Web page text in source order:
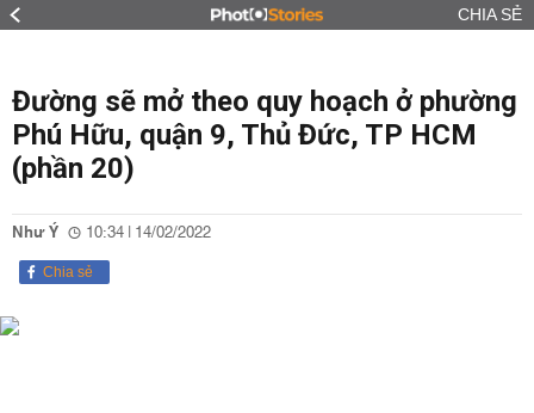
CHIA SẺ
Đường sẽ mở theo quy hoạch ở phường
Phú Hữu, quận 9, Thủ Đức, TP HCM
(phần 20)
Như Ý 10:34 | 14/02/2022
Chia sẻ